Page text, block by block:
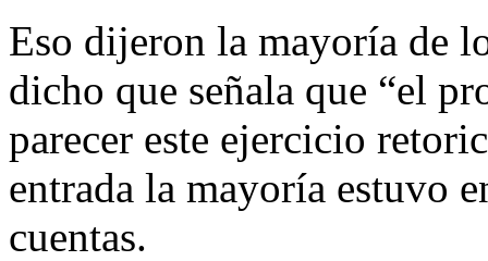
Eso dijeron la mayoría de
dicho que señala que “el
parecer este ejercicio
entrada la mayoría estuvo
cuentas.